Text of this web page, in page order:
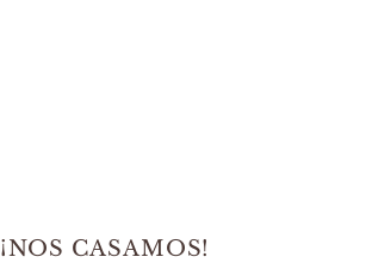
¡NOS CASAMOS!